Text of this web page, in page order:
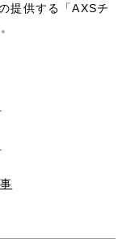
提供する「AXSチ